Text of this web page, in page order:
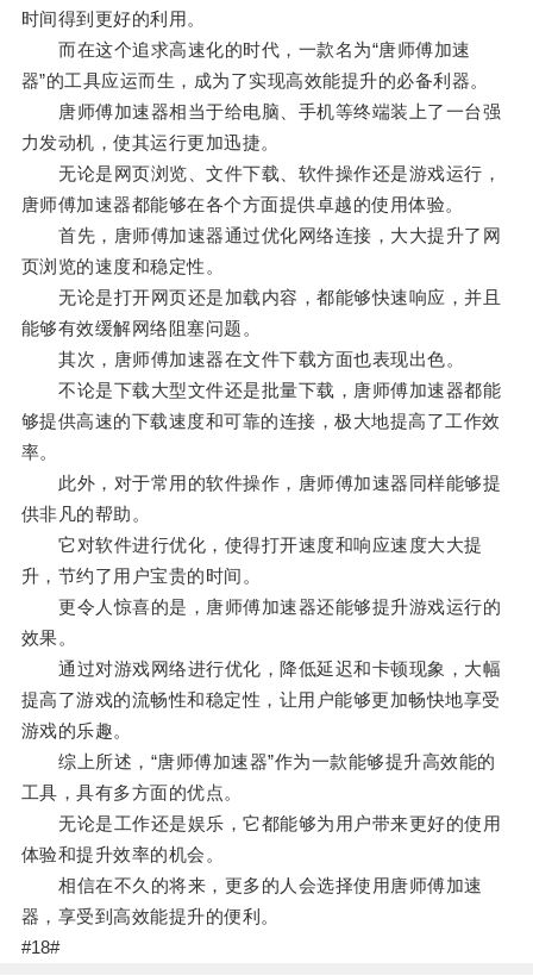
时间得到更好的利用。
而在这个追求高速化的时代，一款名为“唐师傅加速
器”的工具应运而生，成为了实现高效能提升的必备利器。
唐师傅加速器相当于给电脑、手机等终端装上了一台强
力发动机，使其运行更加迅捷。
无论是网页浏览、文件下载、软件操作还是游戏运行，
唐师傅加速器都能够在各个方面提供卓越的使用体验。
首先，唐师傅加速器通过优化网络连接，大大提升了网
页浏览的速度和稳定性。
无论是打开网页还是加载内容，都能够快速响应，并且
能够有效缓解网络阻塞问题。
其次，唐师傅加速器在文件下载方面也表现出色。
不论是下载大型文件还是批量下载，唐师傅加速器都能
够提供高速的下载速度和可靠的连接，极大地提高了工作效
率。
此外，对于常用的软件操作，唐师傅加速器同样能够提
供非凡的帮助。
它对软件进行优化，使得打开速度和响应速度大大提
升，节约了用户宝贵的时间。
更令人惊喜的是，唐师傅加速器还能够提升游戏运行的
效果。
通过对游戏网络进行优化，降低延迟和卡顿现象，大幅
提高了游戏的流畅性和稳定性，让用户能够更加畅快地享受
游戏的乐趣。
综上所述，“唐师傅加速器”作为一款能够提升高效能的
工具，具有多方面的优点。
无论是工作还是娱乐，它都能够为用户带来更好的使用
体验和提升效率的机会。
相信在不久的将来，更多的人会选择使用唐师傅加速
器，享受到高效能提升的便利。
#18#